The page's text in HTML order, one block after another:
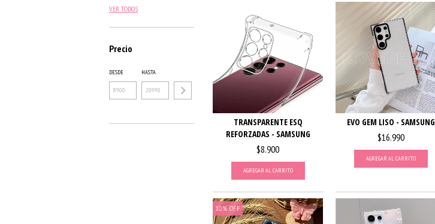
VER TODOS
Precio
DESDE HASTA
TRANSPARENTE ESQ
REFORZADAS - SAMSUNG
$8.900
AGREGAR AL CARRITO
EVO GEM LISO - SAMSUNG
$16.990
AGREGAR AL CARRITO
10% OFF